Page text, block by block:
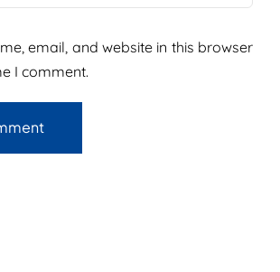
email, and website in this browser
I comment.